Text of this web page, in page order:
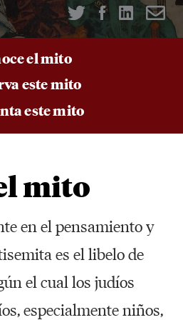
recursos —las
que necesitas para
en un solo lugar: aquí,
compartir hechos y
odio.
ESTE CAPÍTULO:
el mito
este mito
este mito
mito
en el pensamiento y
es el libelo de
el cual los judíos
especialmente niños,